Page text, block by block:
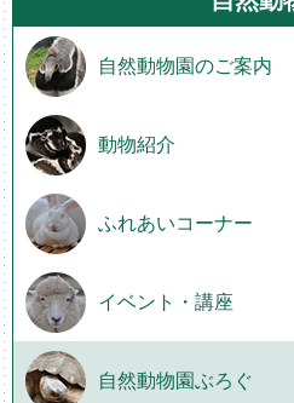
自然動物園のご案内
動物紹介
ふれあいコーナー
イベント・講座
自然動物園ぶろぐ